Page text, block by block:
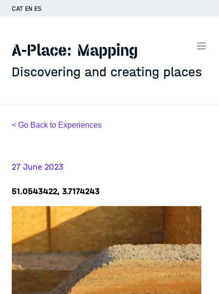
CAT EN ES
A-Place: Mapping
Discovering and creating places
< Go Back to Experiences
27 June 2023
51.0543422, 3.7174243